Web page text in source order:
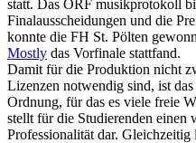
statt. Das ORF musikprotokoll
Finalausscheidungen und die
konnte die FH St. Pölten
Mostly das Vorfinale stattfand.
Damit für die Produktion nicht
Lizenzen notwendig sind, ist
Ordnung, für das es viele freie
stellt für die Studierenden einen
Professionalität dar. Gleichzeitig